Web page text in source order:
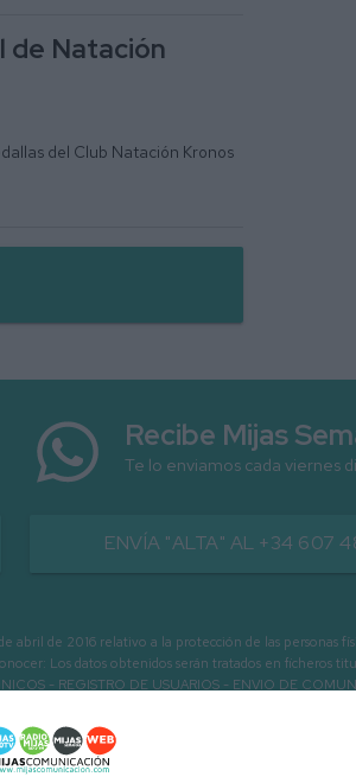
de Natación
del Club Natación Kronos
Recibe Mijas
Te lo enviamos cada viernes
ENVÍA "ALTA" AL +34 607
de 2016 relativo a la protección de las personas
Los datos obtenidos serán tratados en ficheros
- REGISTRO DE USUARIOS - ENVIO DE